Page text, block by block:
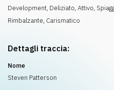
Development, Deliziato, Attivo,
Rimbalzante, Carismatico
Dettagli traccia:
Nome
Steven Patterson